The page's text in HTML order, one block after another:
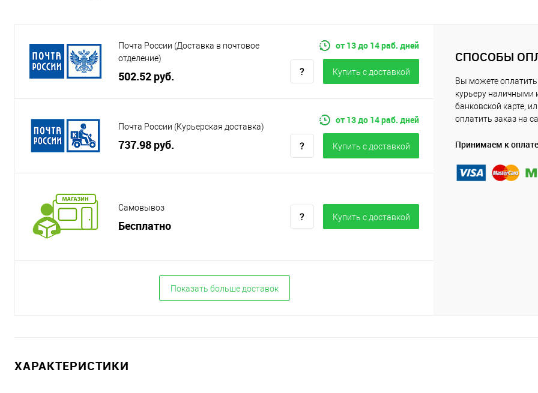
Почта России (Доставка в почтовое
отделение)
502.52 руб.
от 13 до 14 раб. дней
Купить c доставкой
Почта России (Курьерская доставка)
737.98 руб.
от 13 до 14 раб. дней
Купить c доставкой
Самовывоз
Бесплатно
Купить c доставкой
Показать больше доставок
СПОСОБЫ
Вы можете оплатить
курьеру наличными
банковской карте,
оплатить заказ на
Принимаем к оплате
ХАРАКТЕРИСТИКИ